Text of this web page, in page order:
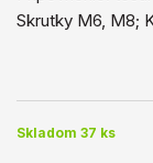
Skrutky M6, M8;
Skladom 37 ks